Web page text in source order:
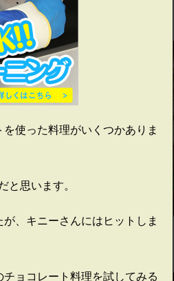
使った料理がいくつかありま
と思います。
、キニーさんにはヒットしま
ョコレート料理を試してみる